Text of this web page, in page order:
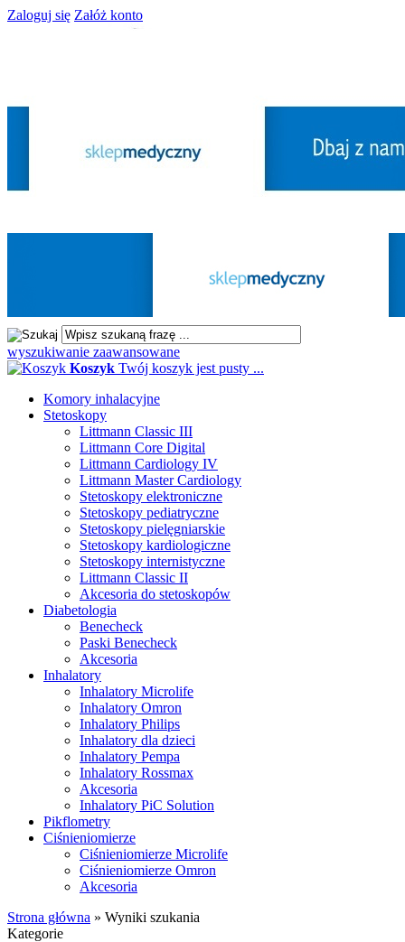
Zaloguj się Załóż konto
wyszukiwanie zaawansowane
Koszyk Twój koszyk jest pusty ...
Komory inhalacyjne
Stetoskopy
Littmann Classic III
Littmann Core Digital
Littmann Cardiology IV
Littmann Master Cardiology
Stetoskopy elektroniczne
Stetoskopy pediatryczne
Stetoskopy pielęgniarskie
Stetoskopy kardiologiczne
Stetoskopy internistyczne
Littmann Classic II
Akcesoria do stetoskopów
Diabetologia
Benecheck
Paski Benecheck
Akcesoria
Inhalatory
Inhalatory Microlife
Inhalatory Omron
Inhalatory Philips
Inhalatory dla dzieci
Inhalatory Pempa
Inhalatory Rossmax
Akcesoria
Inhalatory PiC Solution
Pikflometry
Ciśnieniomierze
Ciśnieniomierze Microlife
Ciśnieniomierze Omron
Akcesoria
Strona główna » Wyniki szukania
Kategorie